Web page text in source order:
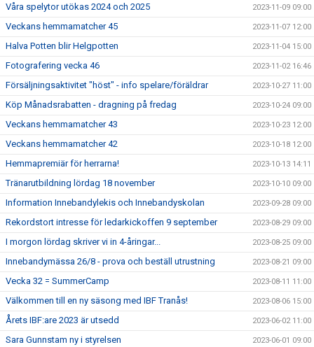
Våra spelytor utökas 2024 och 2025 2023-11-09 09:00
Veckans hemmamatcher 45 2023-11-07 12:00
Halva Potten blir Helgpotten 2023-11-04 15:00
Fotografering vecka 46 2023-11-02 16:46
Försäljningsaktivitet "höst" - info spelare/föräldrar 2023-10-27 11:00
Köp Månadsrabatten - dragning på fredag 2023-10-24 09:00
Veckans hemmamatcher 43 2023-10-23 12:00
Veckans hemmamatcher 42 2023-10-18 12:00
Hemmapremiär för herrarna! 2023-10-13 14:11
Tränarutbildning lördag 18 november 2023-10-10 09:00
Information Innebandylekis och Innebandyskolan 2023-09-28 09:00
Rekordstort intresse för ledarkickoffen 9 september 2023-08-29 09:00
I morgon lördag skriver vi in 4-åringar... 2023-08-25 09:00
Innebandymässa 26/8 - prova och beställ utrustning 2023-08-21 09:00
Vecka 32 = SummerCamp 2023-08-11 11:00
Välkommen till en ny säsong med IBF Tranås! 2023-08-06 15:00
Årets IBF:are 2023 är utsedd 2023-06-02 11:00
Sara Gunnstam ny i styrelsen 2023-06-01 09:00